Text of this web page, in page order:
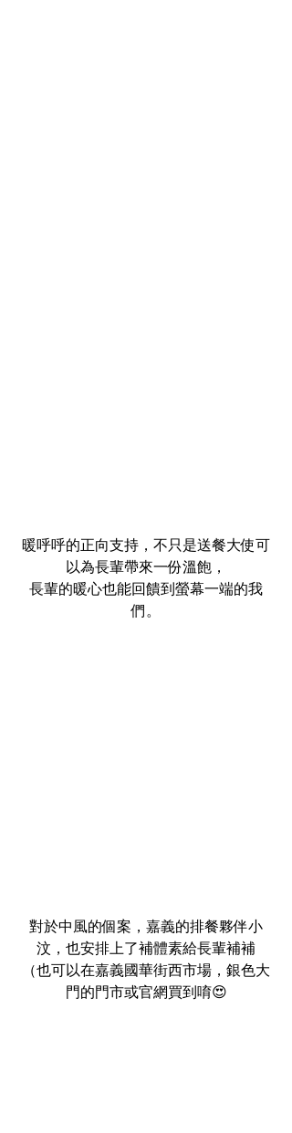
暖呼呼的正向支持，不只是送餐大使可
以為長輩帶來一份溫飽，
長輩的暖心也能回饋到螢幕一端的我
們。
對於中風的個案，嘉義的排餐夥伴小
汶，也安排上了補體素給長輩補補
（也可以在嘉義國華街西市場，銀色大
門的門市或官網買到唷😍